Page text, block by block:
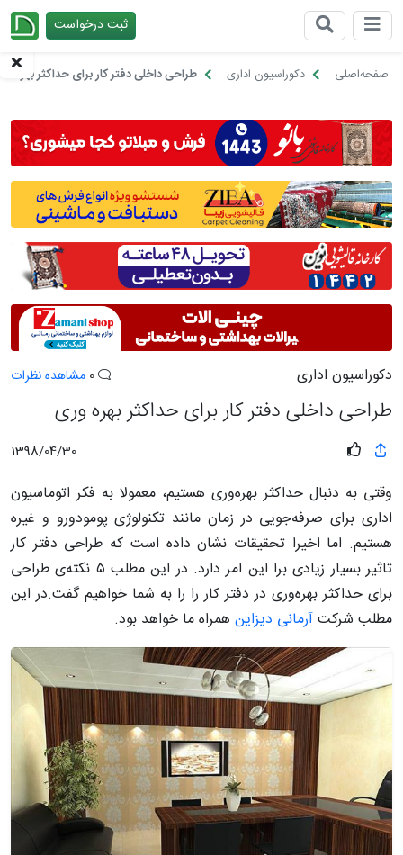
ثبت درخواست
صفحه‌اصلی دکوراسیون اداری طراحی داخلی دفتر کار برای حداکثر بهره
دکوراسیون اداری مشاهده نظرات
طراحی داخلی دفتر کار برای حداکثر بهره وری
1398/04/30
وقتی به دنبال حداکثر بهره‌وری هستیم، معمولا به فکر اتوماسیون
اداری برای صرفه‌جویی در زمان مانند تکنولوژی پومودورو و غیره
هستیم. اما اخیرا تحقیقات نشان داده است که طراحی دفتر کار
تاثیر بسیار زیادی برا این امر دارد. در این مطلب ۵ نکته‌ی طراحی
برای حداکثر بهره‌وری در دفتر کار را را به شما خواهیم گفت.در این
مطلب شرکتآرمانی دیزاین همراه ما خواهد بود.